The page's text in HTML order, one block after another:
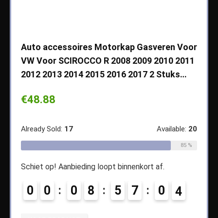
Auto accessoires Motorkap Gasveren Voor
VW Voor SCIROCCO R 2008 2009 2010 2011
2012 2013 2014 2015 2016 2017 2 Stuks…
€48.88
Already Sold: 17 Available: 20
85 %
Schiet op! Aanbieding loopt binnenkort af.
0 0 0 8 5 7 0 3